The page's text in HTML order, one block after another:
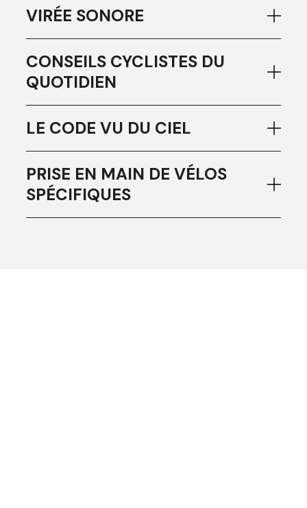
VIRÉE SONORE
CONSEILS CYCLISTES DU
QUOTIDIEN
LE CODE VU DU CIEL
PRISE EN MAIN DE VÉLOS
SPÉCIFIQUES